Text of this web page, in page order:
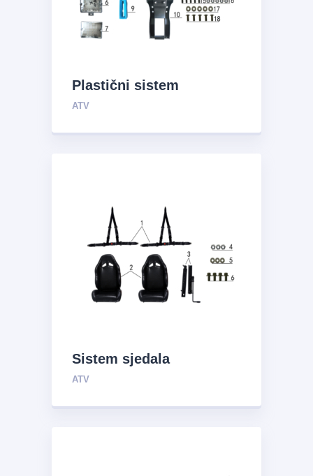
Plastični sistem
ATV
Sistem sjedala
ATV